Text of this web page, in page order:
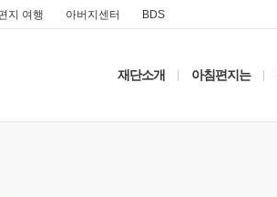
지 여행 아버지센터 BDS
재단소개 아침편지는